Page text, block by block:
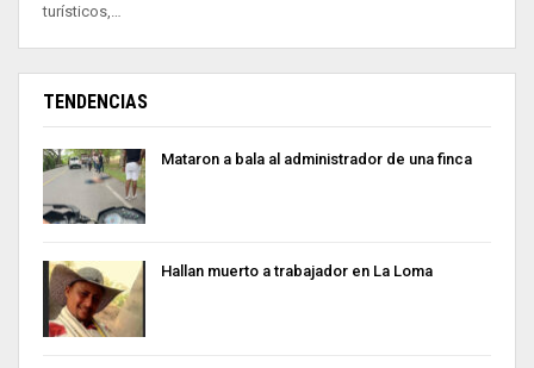
turísticos,…
TENDENCIAS
Mataron a bala al administrador de una finca
Hallan muerto a trabajador en La Loma